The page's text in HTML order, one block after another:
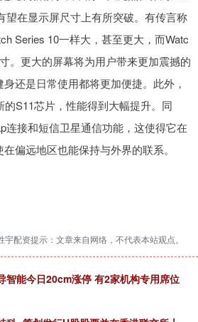
望在显示屏尺寸上有所突破。有传言称
Series 10一样大，甚至更大，而Watc
。更大的屏幕将为用户带来更加震撼的
还是日常使用都将更加便捷。此外，
S11芯片，性能得到大幅提升。同
连接和短信卫星通信功能，这使得它在
偏远地区也能保持与外界的联系。
宇配资提示：文章来自网络，不代表本站观点。
智能今日20cm涨停 有2家机构专用席位